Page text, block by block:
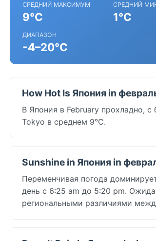
СРЕДНИЙ МАКСИМУМ
9°C
СРЕДНИЙ
1°C
ДИАПАЗОН
-4–20°C
How Hot Is Япония in
В Япония в February прохладно,
Tokyo в среднем 9°C.
Sunshine in Япония in
Переменчивая погода
день с 6:25 am до 5:20 pm.
региональными различиями